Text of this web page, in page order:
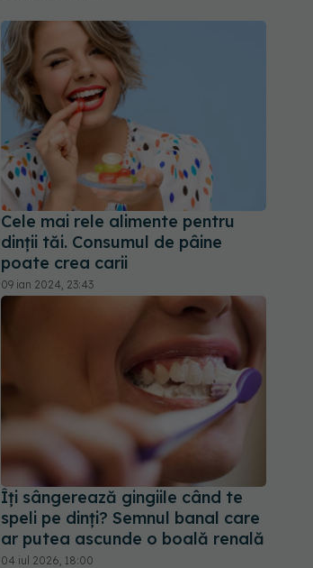
Cele mai rele alimente pentru
dinții tăi. Consumul de pâine
poate crea carii
09 ian 2024, 23:43
Îți sângerează gingiile când te
speli pe dinți? Semnul banal care
ar putea ascunde o boală renală
04 iul 2026, 18:00